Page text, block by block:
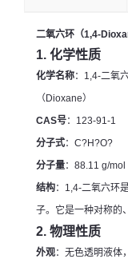
二氧六环（1,4-
1. 化学性质
化学名称：1,4-二氧
（Dioxane）
CAS号：123-91-1
分子式：C?H?O?
分子量：88.11 g/mol
结构：1,4-二氧六环
子。它是一种对称的
2. 物理性质
外观：无色透明液体